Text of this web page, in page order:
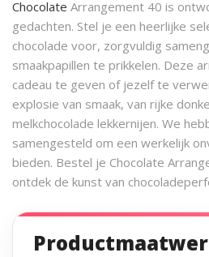
Chocolate Arrangement 40 is
gedachten. Stel je een heerlijke
chocolade voor, zorgvuldig
smaakpapillen te prikkelen. Deze
cadeau te geven of jezelf te
explosie van smaak, van rijke
melkchocolade lekkernijen. We
samengesteld om een werkelijk
bieden. Bestel je Chocolate
ontdek de kunst van